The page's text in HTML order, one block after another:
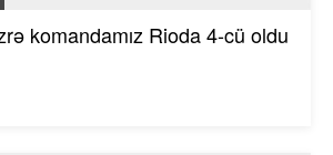
komandamız Rioda 4-cü oldu